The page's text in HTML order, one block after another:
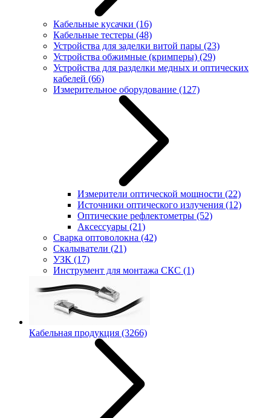
Кабельные кусачки (16)
Кабельные тестеры (48)
Устройства для заделки витой пары (23)
Устройства обжимные (кримперы) (29)
Устройства для разделки медных и оптических
кабелей (66)
Измерительное оборудование (127)
Измерители оптической мощности (22)
Источники оптического излучения (12)
Оптические рефлектометры (52)
Аксессуары (21)
Сварка оптоволокна (42)
Скалыватели (21)
УЗК (17)
Инструмент для монтажа СКС (1)
Кабельная продукция (3266)